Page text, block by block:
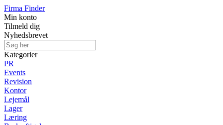
Firma Finder
Min konto
Tilmeld dig
Nyhedsbrevet
Kategorier
PR
Events
Revision
Kontor
Lejemål
Lager
Læring